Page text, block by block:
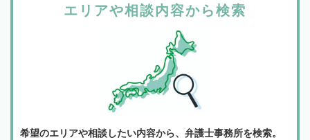
エリアや相談内容から検索
希望のエリアや相談したい内容から、弁護士事務所を検索。